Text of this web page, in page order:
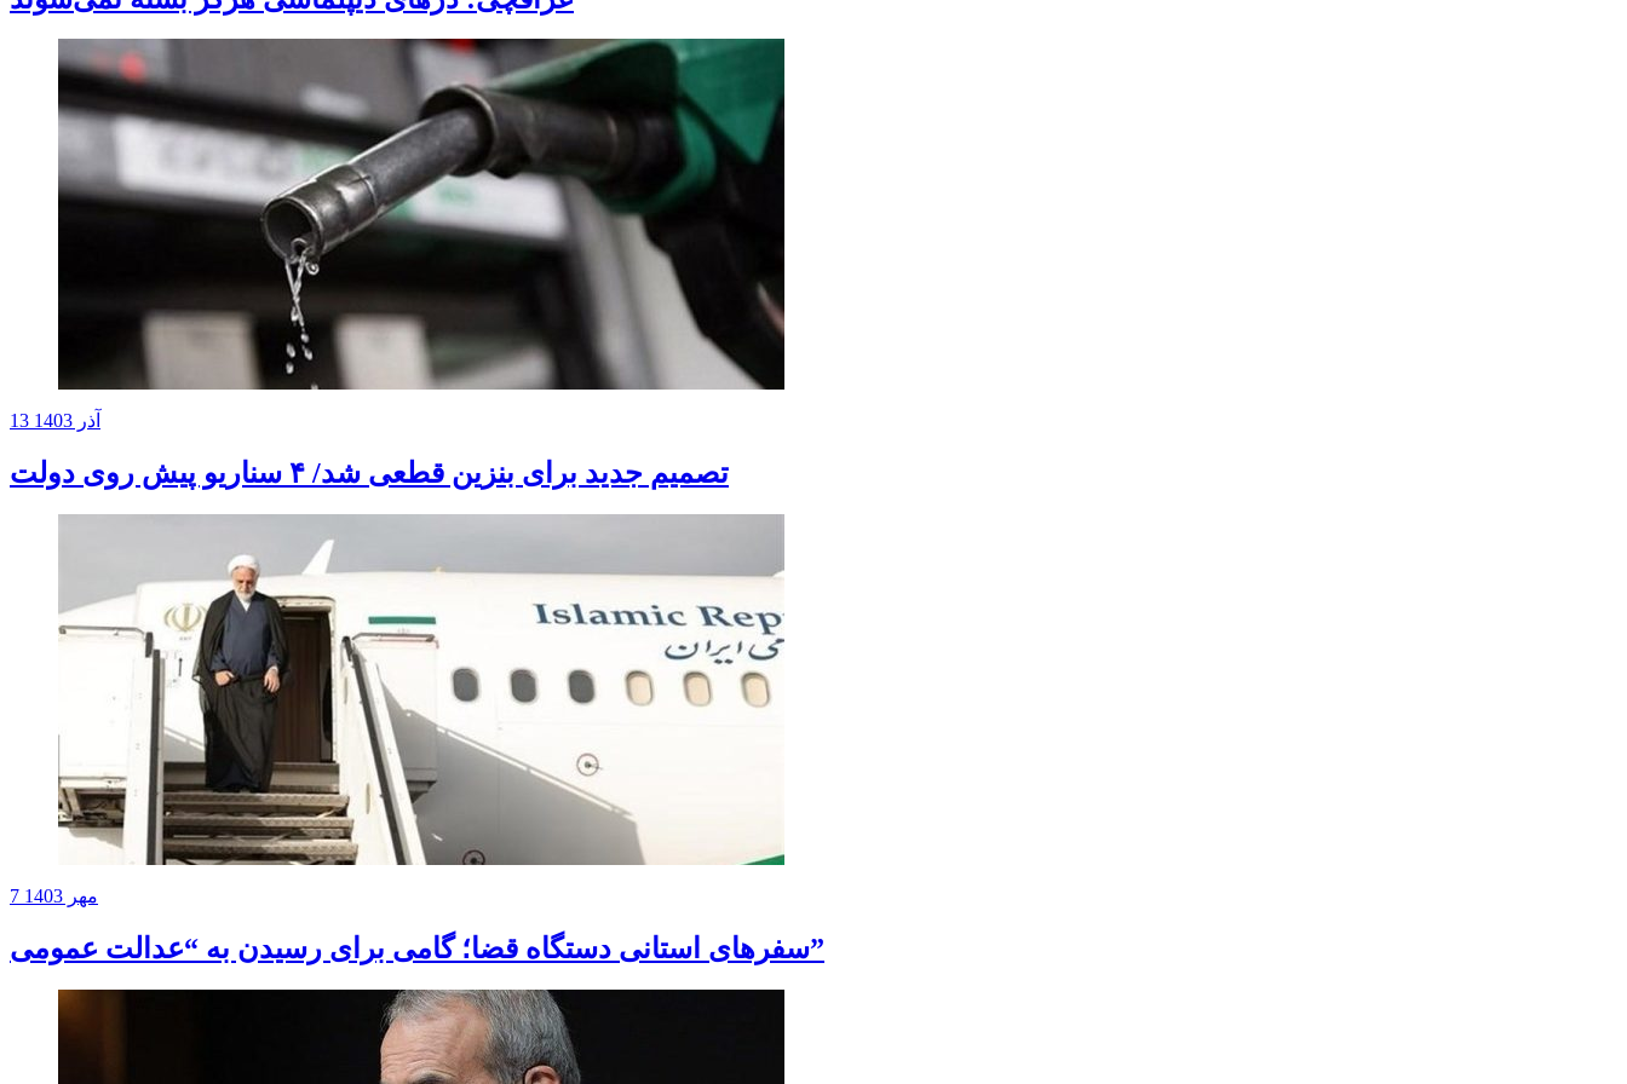
13 آذر 1403
تصمیم جدید برای بنزین قطعی شد/ ۴ سناریو پیش روی دولت
7 مهر 1403
سفرهای استانی دستگاه قضا؛ گامی برای رسیدن به “عدالت عمومی”